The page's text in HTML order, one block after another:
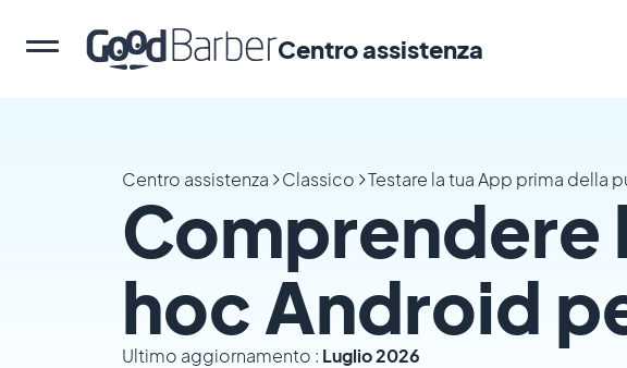
Centro assistenza
Centro assistenza Classico Testare la tua App prima della
Comprendere
hoc Android
Ultimo aggiornamento : Luglio 2026